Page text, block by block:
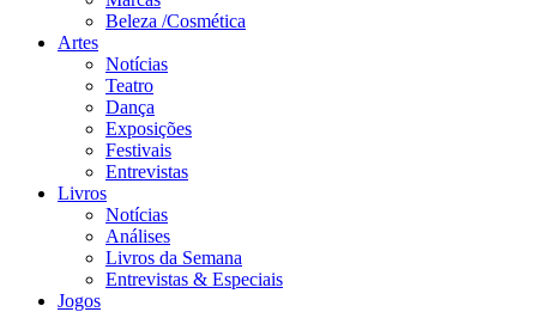
Beleza /Cosmética
Artes
Notícias
Teatro
Dança
Exposições
Festivais
Entrevistas
Livros
Notícias
Análises
Livros da Semana
Entrevistas & Especiais
Jogos